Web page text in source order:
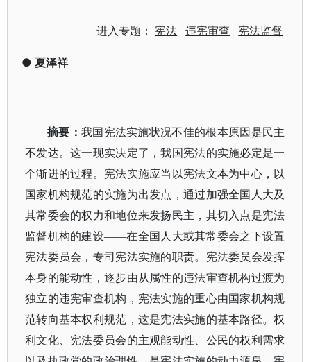
进入专题： 宪法 违宪审查 宪法监督
● 夏泽祥
摘要： 我国宪法实施状况不佳的根本原因是民主
不发达。这一现实决定了，我国宪法的实施必定是一
个渐进的过程。宪法实施应当以宪法文本为中心，以
国家机构规范的实施为出发点，通过加强全国人大及
其常委会的权力和地位来发扬民主，其切入点是宪法
监督机构的建设——在全国人大或其常委会之下设置
宪法委员会，专司宪法实施的职责。宪法委员会发挥
本身的能动性，逐步由从属性的违法审查机构过渡为
独立的违宪审查机构，宪法实施的重心由国家机构规
范转向基本权利规范，这是宪法实施的基本路径。权
利文化、宪法委员会的主观能动性、公民的权利需求